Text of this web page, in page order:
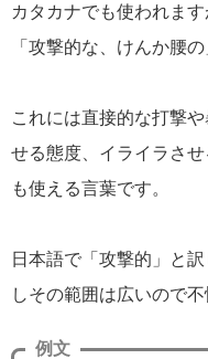
カタカナでも使われま
「攻撃的な、けんか腰
これには直接的な打撃
せる態度、イライラさ
も使える言葉です。
日本語で「攻撃的」と
しその範囲は広いので
例文